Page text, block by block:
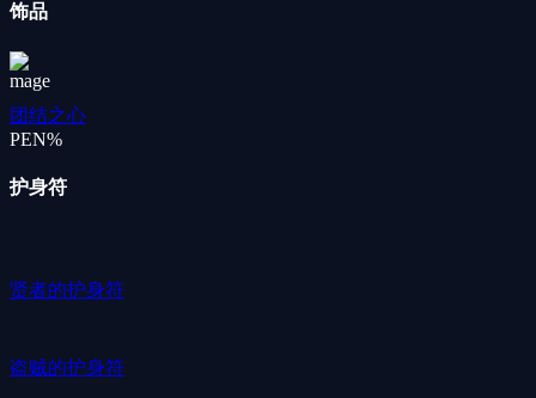
饰品
团结之心
PEN%
护身符
贤者的护身符
盗贼的护身符